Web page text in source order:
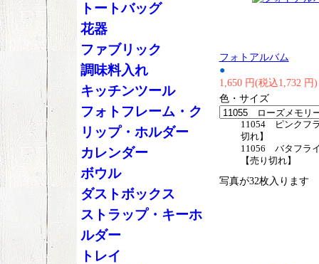
フォトアルバム
●
1,650 円(税込1,732 円)
色・サイズ
11054 ピンクフ
切れ】
11056 バタフラ
【売り切れ】
写真が32枚入ります
トートバッグ
花器
ファブリック
調味料入れ
キッチンツール
フォトフレーム・ク
リップ・ホルダー
カレンダー
ボウル
ダストボックス
ストラップ・キーホ
ルダー
トレイ